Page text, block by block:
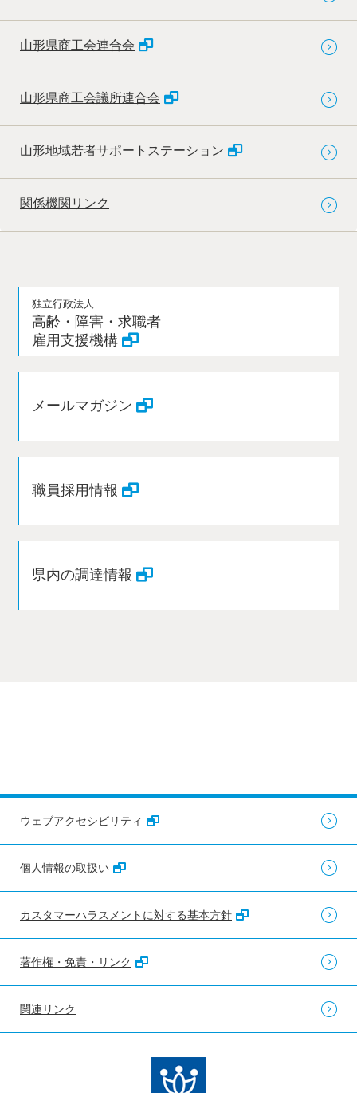
山形県商工会連合会
山形県商工会議所連合会
山形地域若者サポートステーション
関係機関リンク
独立行政法人
高齢・障害・求職者
雇用支援機構
メールマガジン
職員採用情報
県内の調達情報
ウェブアクセシビリティ
個人情報の取扱い
カスタマーハラスメントに対する基本方針
著作権・免責・リンク
関連リンク